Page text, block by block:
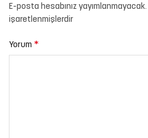
E-posta hesabınız yayımlanmayacak.
işaretlenmişlerdir
Yorum *